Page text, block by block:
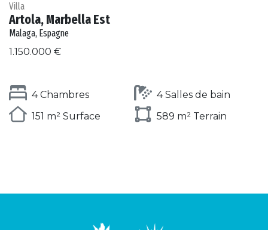
Villa
Artola, Marbella Est
Malaga, Espagne
1.150.000 €
4 Chambres
4 Salles de bain
151 m² Surface
589 m² Terrain